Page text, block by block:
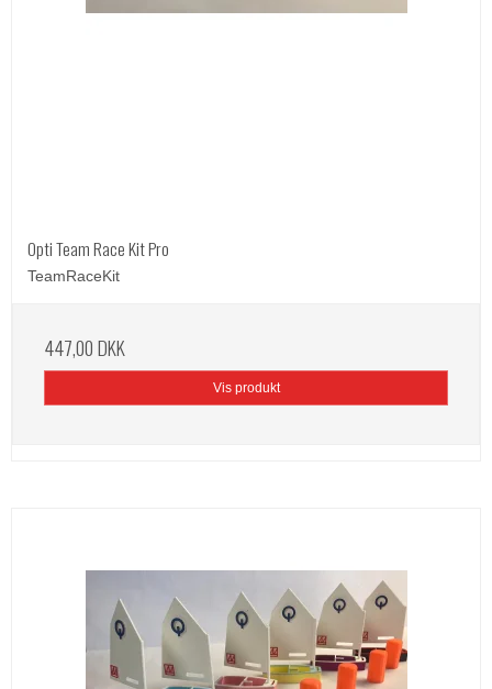
Opti Team Race Kit Pro
TeamRaceKit
447,00 DKK
Vis produkt